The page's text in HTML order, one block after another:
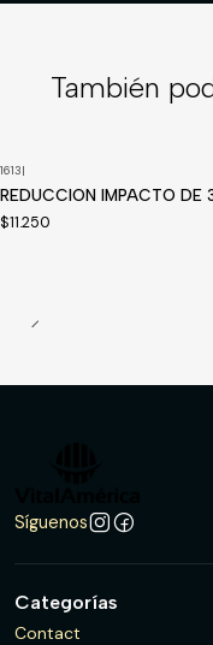
También
1613|
REDUCCION IMPACTO
$11.250
Síguenos
Categorías
Contact